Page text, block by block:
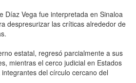
Díaz Vega fue interpretada en Sinaloa
despresurizar las críticas alrededor de
estatal, regresó parcialmente a sus
mientras el cerco judicial en Estados
del círculo cercano del